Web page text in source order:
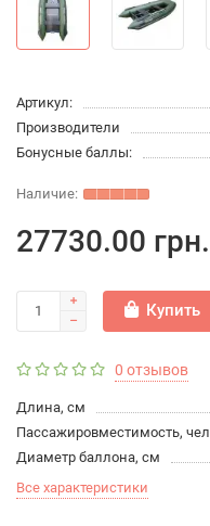
Артикул:
Производители
Бонусные баллы:
27730.00 грн.
Купить
0 отзывов
Длина, см
Пассажировместимость, чел
Диаметр баллона, см
Все характеристики